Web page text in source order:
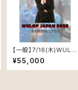
【一般】7/16(木)WULO
P大会強化クラス(対面)
¥55,000